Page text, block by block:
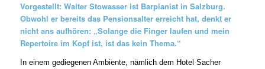
Vorgestellt: Walter Stowasser ist Barpianist in Salzburg.
Obwohl er bereits das Pensionsalter erreicht hat, denkt er
nicht ans aufhören: „Solange die Finger laufen und mein
Repertoire im Kopf ist, ist das kein Thema.“
In einem gediegenen Ambiente, nämlich dem Hotel Sacher